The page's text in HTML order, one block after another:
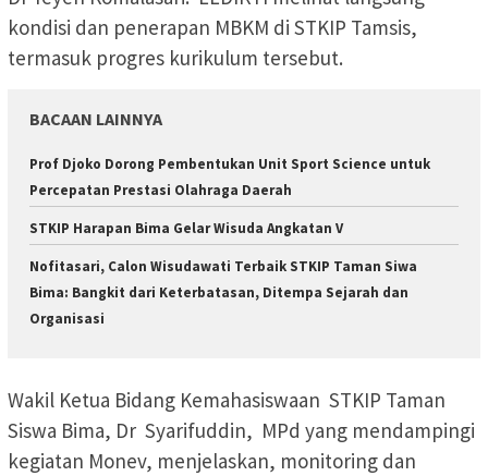
kondisi dan penerapan MBKM di STKIP Tamsis,
termasuk progres kurikulum tersebut.
BACAAN LAINNYA
Prof Djoko Dorong Pembentukan Unit Sport Science untuk
Percepatan Prestasi Olahraga Daerah
STKIP Harapan Bima Gelar Wisuda Angkatan V
Nofitasari, Calon Wisudawati Terbaik STKIP Taman Siwa
Bima: Bangkit dari Keterbatasan, Ditempa Sejarah dan
Organisasi
Wakil Ketua Bidang Kemahasiswaan STKIP Taman
Siswa Bima, Dr Syarifuddin, MPd yang mendampingi
kegiatan Monev, menjelaskan, monitoring dan